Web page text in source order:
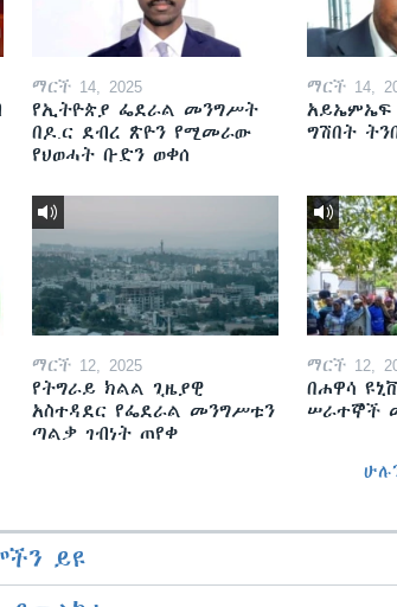
ማርች 14, 2025
የኢትዮጵያ ፌደራል መንግሥት
በዶ.ር ደብረ ጽዮን የሚመራው
የህወሓት ቡድን ወቀሰ
ማርች 14,
አይኤምኤፍ
ግሽበት
ማርች 12, 2025
የትግራይ ክልል ጊዜያዊ
አስተዳደር የፌደራል መንግሥቱን
ጣልቃ ገብነት ጠየቀ
ማርች 12,
በሐዋሳ
ሠራተኞች
ይዩ